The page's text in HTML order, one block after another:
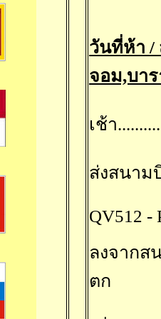
วันที่ห้า /
จอม,บา
เช้า
ส่งสนาม
QV512 -
ลงจากส
ตก